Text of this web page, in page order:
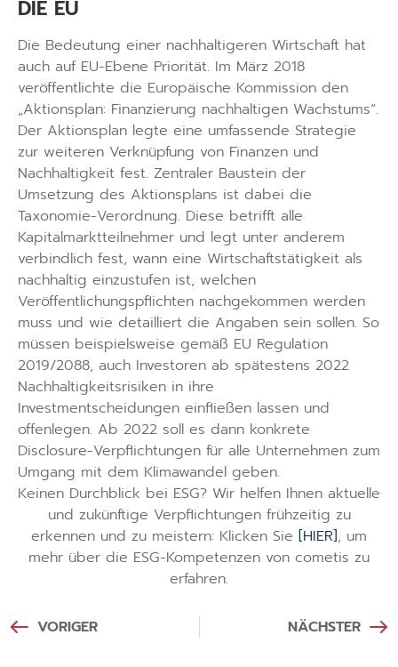
DIE EU
Die Bedeutung einer nachhaltigeren Wirtschaft hat
auch auf EU-Ebene Priorität. Im März 2018
veröffentlichte die Europäische Kommission den
„Aktionsplan: Finanzierung nachhaltigen Wachstums“.
Der Aktionsplan legte eine umfassende Strategie
zur weiteren Verknüpfung von Finanzen und
Nachhaltigkeit fest. Zentraler Baustein der
Umsetzung des Aktionsplans ist dabei die
Taxonomie-Verordnung. Diese betrifft alle
Kapitalmarktteilnehmer und legt unter anderem
verbindlich fest, wann eine Wirtschaftstätigkeit als
nachhaltig einzustufen ist, welchen
Veröffentlichungspflichten nachgekommen werden
muss und wie detailliert die Angaben sein sollen. So
müssen beispielsweise gemäß EU Regulation
2019/2088, auch Investoren ab spätestens 2022
Nachhaltigkeitsrisiken in ihre
Investmentscheidungen einfließen lassen und
offenlegen. Ab 2022 soll es dann konkrete
Disclosure-Verpflichtungen für alle Unternehmen zum
Umgang mit dem Klimawandel geben.
Keinen Durchblick bei ESG? Wir helfen Ihnen aktuelle
und zukünftige Verpflichtungen frühzeitig zu
erkennen und zu meistern: Klicken Sie [HIER], um
mehr über die ESG-Kompetenzen von cometis zu
erfahren.
VORIGER NÄCHSTER